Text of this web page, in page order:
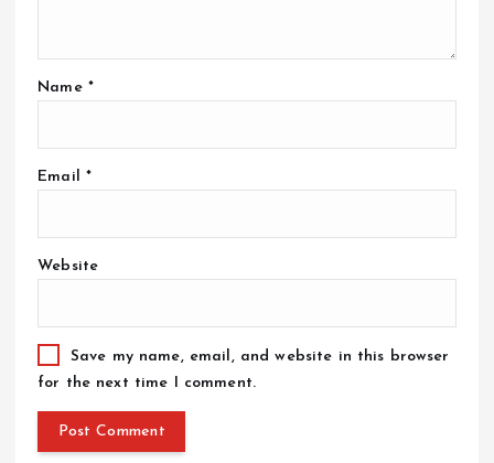
Name *
Email *
Website
Save my name, email, and website in this browser
for the next time I comment.